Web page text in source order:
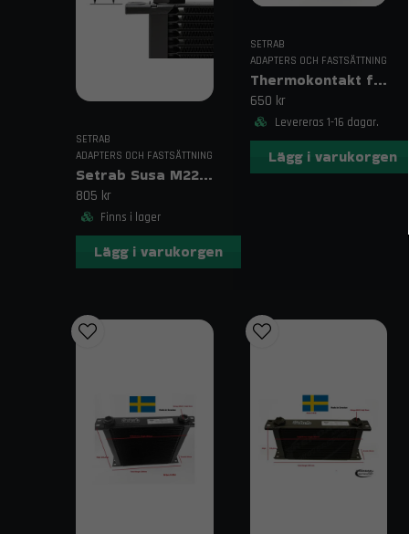
SETRAB
ADAPTERS OCH FASTSÄTTNING
Setrab Susa M22-AN8 Banjo
805 kr
Finns i lager
Lägg i varukorgen
SETRAB
ADAPTERS OCH FASTSÄTTNING
Thermokontakt för Fläktstyrning
650 kr
Levereras 1-16 dagar.
Lägg i varukorgen